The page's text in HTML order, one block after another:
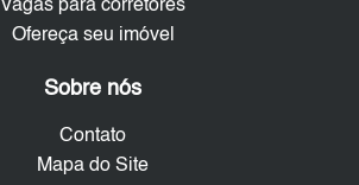
Vagas para corretores
Ofereça seu imóvel
Sobre nós
Contato
Mapa do Site